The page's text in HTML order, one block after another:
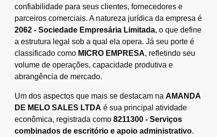
confiabilidade para seus clientes, fornecedores e
parceiros comerciais. A natureza jurídica da empresa é
2062 - Sociedade Empresária Limitada, o que define
a estrutura legal sob a qual ela opera. Já seu porte é
classificado como MICRO EMPRESA, refletindo seu
volume de operações, capacidade produtiva e
abrangência de mercado.
Um dos aspectos que mais se destacam na AMANDA
DE MELO SALES LTDA é sua principal atividade
econômica, registrada como 8211300 - Serviços
combinados de escritório e apoio administrativo.